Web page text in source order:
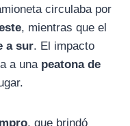
circulaba por
, mientras que el
a sur. El impacto
a una peatona de
, que brindó